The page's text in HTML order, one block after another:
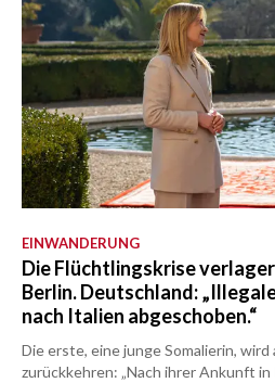
EINWANDERUNG
Die Flüchtlingskrise
Berlin. Deutschland:
nach Italien abgeschoben.“
Die erste, eine junge Somalierin, wird
zurückkehren: „Nach ihrer Ankunft